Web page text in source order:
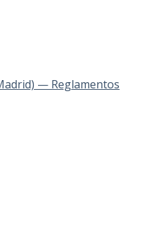
— Reglamentos